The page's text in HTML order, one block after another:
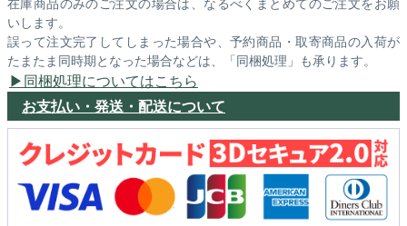
いします。
誤って注文完了してしまった場合や、予約商品・取寄商品の入荷が
たまたま同時期となった場合などは、「同梱処理」も承ります。
同梱処理についてはこちら
お支払い・発送・配送について